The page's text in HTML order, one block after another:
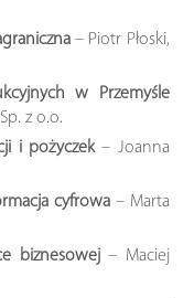
– Piotr Płoski,
w Przemyśle
z o.o.
i pożyczek– Joanna
cyfrowa– Marta
biznesowej– Maciej